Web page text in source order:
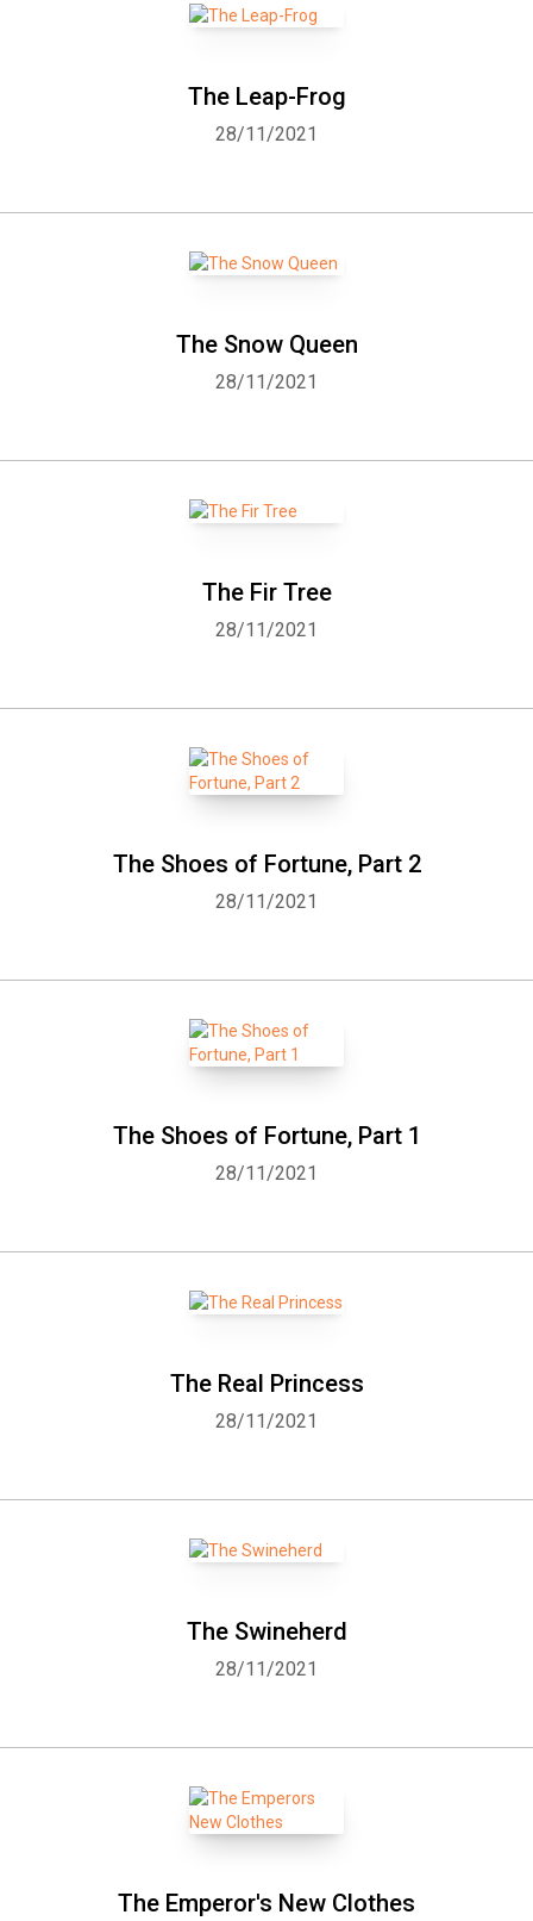
The Leap-Frog
28/11/2021
The Snow Queen
28/11/2021
The Fir Tree
28/11/2021
The Shoes of Fortune, Part 2
28/11/2021
The Shoes of Fortune, Part 1
28/11/2021
The Real Princess
28/11/2021
The Swineherd
28/11/2021
The Emperor's New Clothes
Facebook